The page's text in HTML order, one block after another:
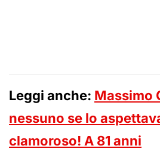
Leggi anche: Massimo
nessuno se lo
clamoroso! A 81 anni